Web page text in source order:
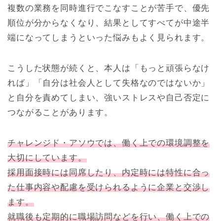
複数の業務を同時進行でこなすことが苦手で、優先
順位が分からなくなり、結果としてすべてが中途半
端になってしまうといった悩みもよく見られます。
こうした状態が続くと、本人は「もっと頑張らなけ
れば」「自分は社会人として失格なのではないか」
と自分を責めてしまい、強いストレスや自己否定に
つながることがあります。
チャレンジド・アソウでは、働く上での環境調整を
大切にしています。
採用面接時には同席したり、内定時には特性に合っ
た仕事内容や配慮を受けられるように企業と交渉し
ます。
就職後も定期的に職場訪問などを行い、働く上での